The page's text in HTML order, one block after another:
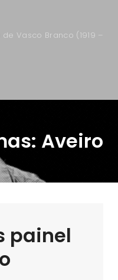
Vasco Branco (1919 –
Aveiro
painel